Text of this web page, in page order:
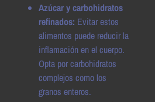
Azúcar y carbohidratos
refinados: Evitar estos
alimentos puede reducir la
inflamación en el cuerpo.
Opta por carbohidratos
complejos como los
granos enteros.